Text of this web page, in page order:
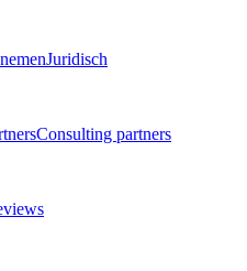
Juridisch
Consulting partners